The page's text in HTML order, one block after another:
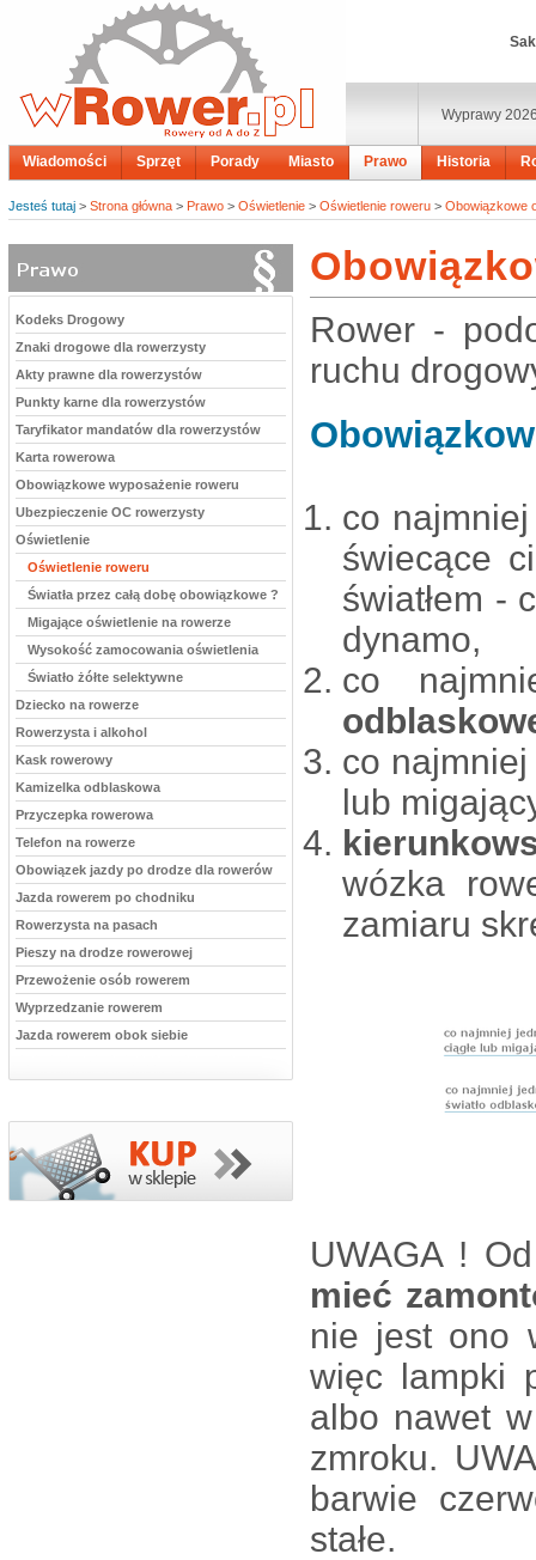
Wyprawy
Wiadomości Sprzęt Porady Miasto Prawo Historia
Jesteś tutaj > Strona główna > Prawo > Oświetlenie > Oświetlenie roweru > Obowiązkowe
Kodeks Drogowy
Znaki drogowe dla rowerzysty
Akty prawne dla rowerzystów
Punkty karne dla rowerzystów
Taryfikator mandatów dla rowerzystów
Karta rowerowa
Obowiązkowe wyposażenie roweru
Ubezpieczenie OC rowerzysty
Oświetlenie
Oświetlenie roweru
Światła przez całą dobę obowiązkowe ?
Migające oświetlenie na rowerze
Wysokość zamocowania oświetlenia
Światło żółte selektywne
Dziecko na rowerze
Rowerzysta i alkohol
Kask rowerowy
Kamizelka odblaskowa
Przyczepka rowerowa
Telefon na rowerze
Obowiązek jazdy po drodze dla rowerów
Jazda rowerem po chodniku
Rowerzysta na pasach
Pieszy na drodze rowerowej
Przewożenie osób rowerem
Wyprzedzanie rowerem
Jazda rowerem obok siebie
Rower -
ruchu
co
świecące
światłem -
dynamo,
co
co
lub
wózka
zamiaru
UWAGA !
mieć
nie jest ono
więc lampki
albo nawet
zmroku.
barwie
stałe.